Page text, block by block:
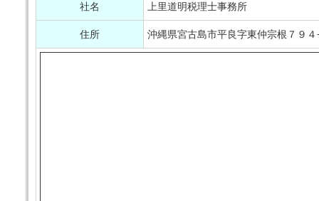
社名 上里道明税理士事務所
住所 沖縄県宮古島市平良字東仲宗根７９４